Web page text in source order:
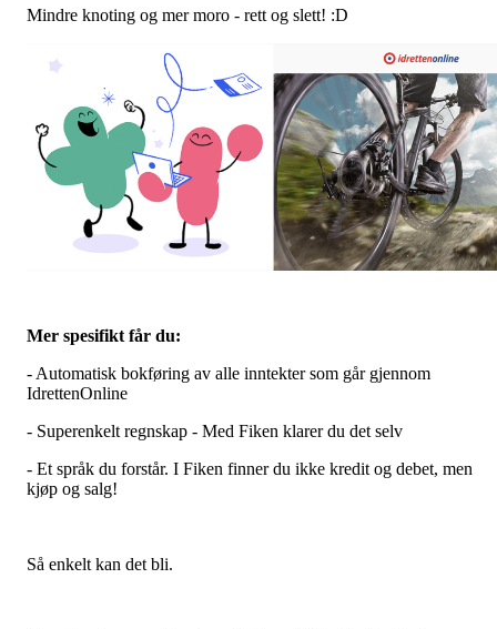
Mindre knoting og mer moro - rett og slett! :D
Mer spesifikt får du:
- Automatisk bokføring av alle inntekter som går gjennom
IdrettenOnline
- Superenkelt regnskap - Med Fiken klarer du det selv
- Et språk du forstår. I Fiken finner du ikke kredit og debet, men
kjøp og salg!
Så enkelt kan det bli.